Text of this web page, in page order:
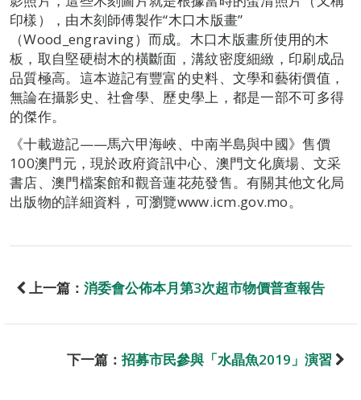
印樣），由木刻師傅製作“木口木版畫”
（Wood_engraving）而成。木口木版畫所使用的木
板，取自堅硬樹木的橫斷面，溝紋密度細緻，印刷成品
品質極高。這本遊記有豐富的史料、文學和藝術價值，
無論在攝影史、社會學、歷史學上，都是一部不可多得
的傑作。
《十載遊記——馬六甲海峽、中南半島與中國》售價
100澳門元，現於政府資訊中心、澳門文化廣場、文采
書店、澳門檔案館和觀音蓮花苑發售。有關其他文化局
出版物的詳細資料，可瀏覽www.icm.gov.mo。
上一篇： 消委會公佈本月第3次超市物價普查報告
下一篇： 招募市民參與「水晶魚2019」演習